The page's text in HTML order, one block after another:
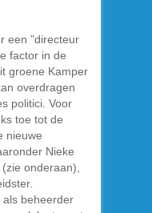
een ”directeur
factor in de
groene Kamper
overdragen
politici. Voor
toe tot de
nieuwe
Nieke
onderaan),
als beheerder